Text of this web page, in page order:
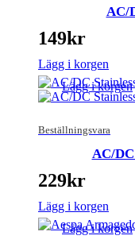
AC/
149kr
Lägg i korgen
Beställningsvara
Lägg i korgen
AC/
229kr
Lägg i korgen
Lägg i korgen